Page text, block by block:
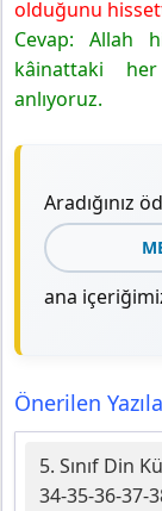
olduğunu
Cevap: Allah
kâinattaki
anlıyoruz.
Aradığınız
ana
Önerilen
5. Sınıf Din
34-35-36-37-